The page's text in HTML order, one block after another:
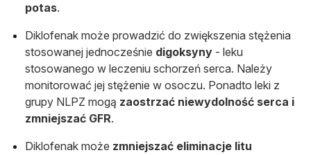
potas.
Diklofenak może prowadzić do zwiększenia stężenia
stosowanej jednocześnie digoksyny - leku
stosowanego w leczeniu schorzeń serca. Należy
monitorować jej stężenie w osoczu. Ponadto leki z
grupy NLPZ mogą zaostrzać niewydolność serca i
zmniejszać GFR.
Diklofenak może zmniejszać eliminacje litu